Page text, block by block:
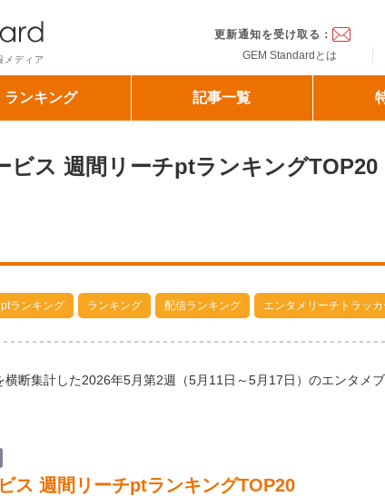
メディア
更新通知を受け取る：
GEM Standardとは
ランキング 記事一覧
ビス 週間リーチptランキングTOP20
ランキング ランキング 配信ランキング エンタメリーチトラッカ
横断集計した2026年5月第2週（5月11日～5月17日）のエンタメ
ス 週間リーチptランキングTOP20